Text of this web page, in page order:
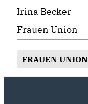
Irina Becker
Frauen Union
FRAUEN UNION